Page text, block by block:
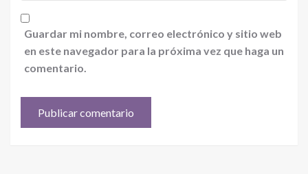
Guardar mi nombre, correo electrónico y sitio web
en este navegador para la próxima vez que haga un
comentario.